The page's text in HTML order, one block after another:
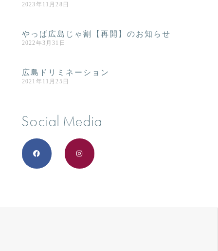
2023年11月28日
やっぱ広島じゃ割【再開】のお知らせ
2022年3月31日
広島ドリミネーション
2021年11月25日
Social Media